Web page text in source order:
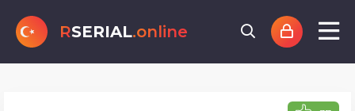
RSERIAL.online